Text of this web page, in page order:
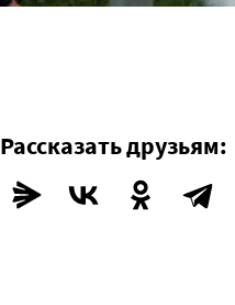
Рассказать друзьям: